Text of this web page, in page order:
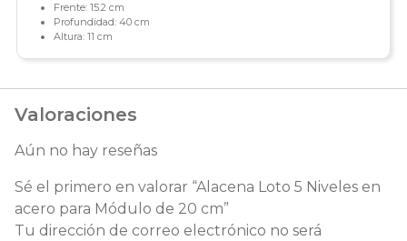
Frente: 15.2 cm
Profundidad: 40 cm
Altura: 11 cm
Valoraciones
Aún no hay reseñas
Sé el primero en valorar “Alacena Loto 5 Niveles en
acero para Módulo de 20 cm”
Tu dirección de correo electrónico no será